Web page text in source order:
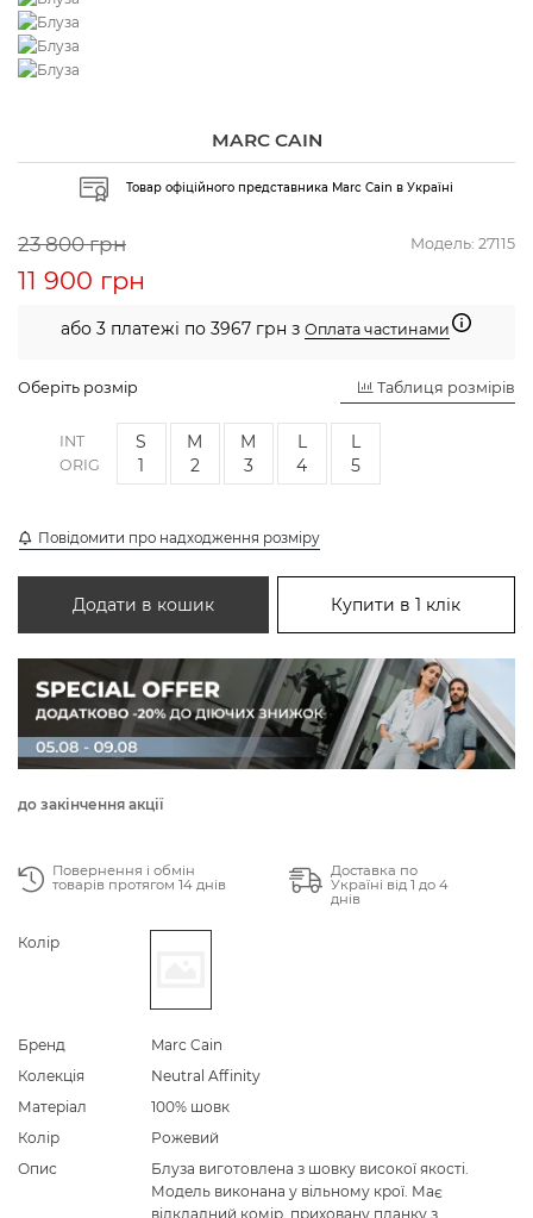
MARC CAIN
Товар офіційного представника Marc Cain в Україні
Модель: 27115
23 800 грн
11 900 грн
або 3 платежі по 3967 грн з Оплата частинами
Оберіть розмір Таблиця розмірів
INT
ORIG
S
1
M
2
M
3
L
4
L
5
Повідомити про надходження розміру
Додати в кошик Купити в 1 клік
до закінчення акції
Повернення і обмін
товарів протягом 14 днів
Доставка по
Україні від 1 до 4
днів
Колір
Бренд
Marc Cain
Колекція
Neutral Affinity
Матеріал
100% шовк
Колір
Рожевий
Опис
Блуза виготовлена з шовку високої якості.
Модель виконана у вільному крої. Має
відкладний комір, приховану планку з